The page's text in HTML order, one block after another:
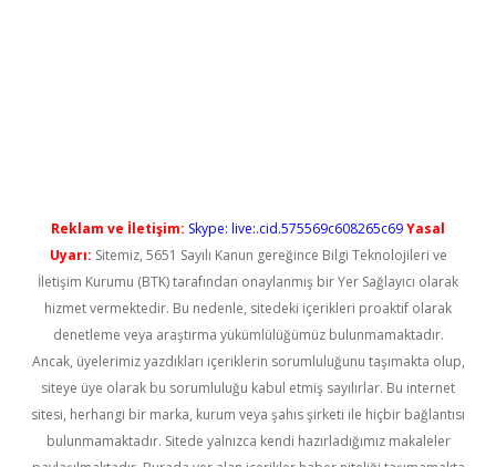
Reklam ve İletişim: Skype: live:.cid.575569c608265c69Yasal
Uyarı: Sitemiz, 5651 Sayılı Kanun gereğince Bilgi Teknolojileri ve
İletişim Kurumu (BTK) tarafından onaylanmış bir Yer Sağlayıcı olarak
hizmet vermektedir. Bu nedenle, sitedeki içerikleri proaktif olarak
denetleme veya araştırma yükümlülüğümüz bulunmamaktadır.
Ancak, üyelerimiz yazdıkları içeriklerin sorumluluğunu taşımakta olup,
siteye üye olarak bu sorumluluğu kabul etmiş sayılırlar. Bu internet
sitesi, herhangi bir marka, kurum veya şahıs şirketi ile hiçbir bağlantısı
bulunmamaktadır. Sitede yalnızca kendi hazırladığımız makaleler